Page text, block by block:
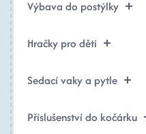
Výbava do postýlky
Hračky pro děti
Sedací vaky a pytle
Příslušenství do kočárku